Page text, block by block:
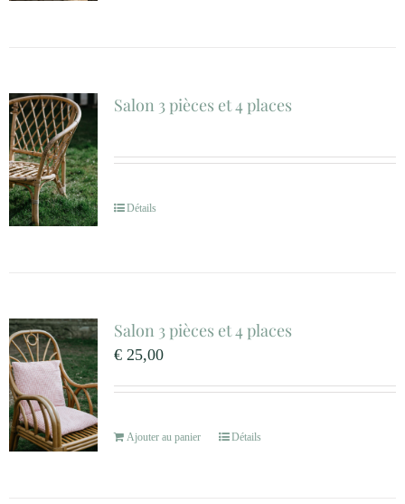
Salon 3 pièces et 4 places
Détails
Salon 3 pièces et 4 places
€25,00
Ajouter au panier Détails